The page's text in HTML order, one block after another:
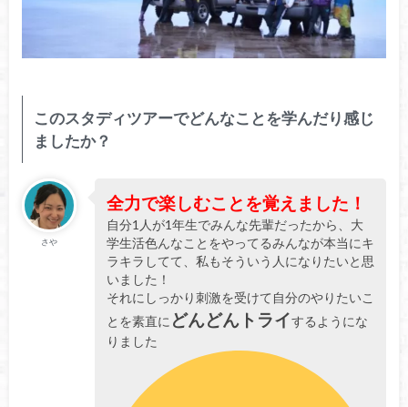
このスタディツアーでどんなことを学んだり感じ
ましたか？
さや
全力で楽しむことを覚えました！
自分1人が1年生でみんな先輩だったから、大
学生活色んなことをやってるみんなが本当にキ
ラキラしてて、私もそういう人になりたいと思
いました！
それにしっかり刺激を受けて自分のやりたいこ
とを素直に どんどんトライするようにな
りました